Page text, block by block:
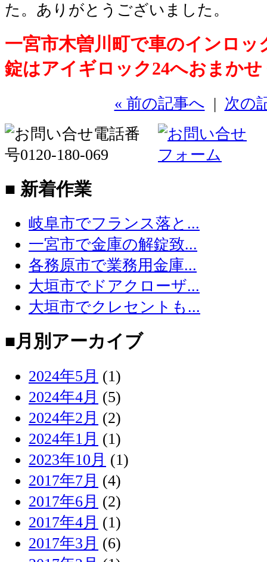
た。ありがとうございました。
一宮市木曽川町で車のインロッ
錠はアイギロック24へおまか
« 前の記事へ | 次の
■ 新着作業
岐阜市でフランス落と...
一宮市で金庫の解錠致...
各務原市で業務用金庫...
大垣市でドアクローザ...
大垣市でクレセントも...
■月別アーカイブ
2024年5月 (1)
2024年4月 (5)
2024年2月 (2)
2024年1月 (1)
2023年10月 (1)
2017年7月 (4)
2017年6月 (2)
2017年4月 (1)
2017年3月 (6)